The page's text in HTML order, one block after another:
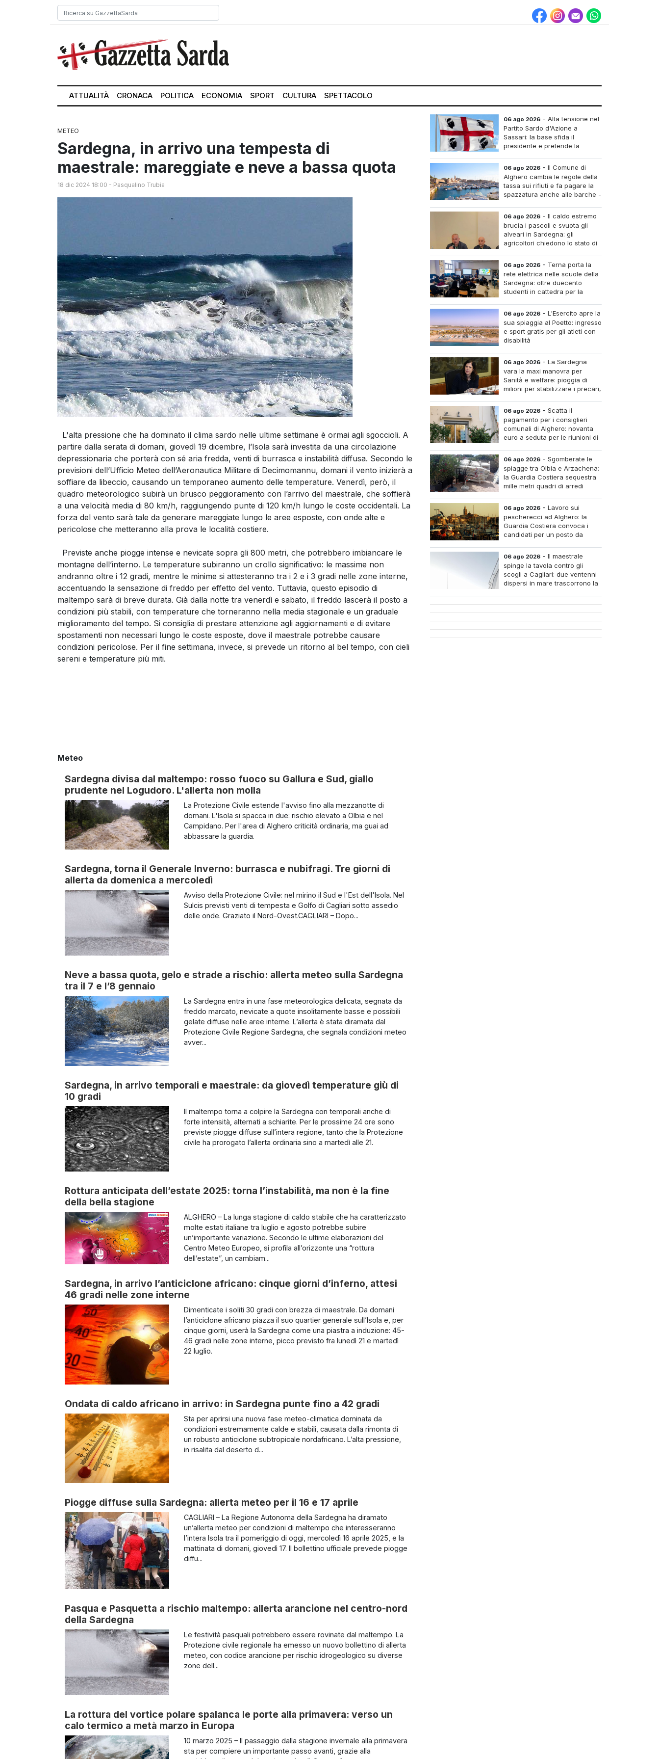
ATTUALITÀ CRONACA POLITICA ECONOMIA SPORT CULTURA SPETTACOLO
METEO
Sardegna, in arrivo una tempesta di
maestrale: mareggiate e neve a bassa quota
18 dic 2024 18:00 - Pasqualino Trubia
L'alta pressione che ha dominato il clima sardo nelle ultime settimane è ormai agli sgoccioli. A
partire dalla serata di domani, giovedì 19 dicembre, l’Isola sarà investita da una circolazione
depressionaria che porterà con sé aria fredda, venti di burrasca e instabilità diffusa. Secondo le
previsioni dell’Ufficio Meteo dell’Aeronautica Militare di Decimomannu, domani il vento inizierà a
soffiare da libeccio, causando un temporaneo aumento delle temperature. Venerdì, però, il
quadro meteorologico subirà un brusco peggioramento con l’arrivo del maestrale, che soffierà
a una velocità media di 80 km/h, raggiungendo punte di 120 km/h lungo le coste occidentali. La
forza del vento sarà tale da generare mareggiate lungo le aree esposte, con onde alte e
pericolose che metteranno alla prova le località costiere.
Previste anche piogge intense e nevicate sopra gli 800 metri, che potrebbero imbiancare le
montagne dell’interno. Le temperature subiranno un crollo significativo: le massime non
andranno oltre i 12 gradi, mentre le minime si attesteranno tra i 2 e i 3 gradi nelle zone interne,
accentuando la sensazione di freddo per effetto del vento. Tuttavia, questo episodio di
maltempo sarà di breve durata. Già dalla notte tra venerdì e sabato, il freddo lascerà il posto a
condizioni più stabili, con temperature che torneranno nella media stagionale e un graduale
miglioramento del tempo. Si consiglia di prestare attenzione agli aggiornamenti e di evitare
spostamenti non necessari lungo le coste esposte, dove il maestrale potrebbe causare
condizioni pericolose. Per il fine settimana, invece, si prevede un ritorno al bel tempo, con cieli
sereni e temperature più miti.
Meteo
Sardegna divisa dal maltempo: rosso fuoco su Gallura e Sud, giallo
prudente nel Logudoro. L'allerta non molla
La Protezione Civile estende l'avviso fino alla mezzanotte di
domani. L'Isola si spacca in due: rischio elevato a Olbia e nel
Campidano. Per l'area di Alghero criticità ordinaria, ma guai ad
abbassare la guardia.
Sardegna, torna il Generale Inverno: burrasca e nubifragi. Tre giorni di
allerta da domenica a mercoledì
Avviso della Protezione Civile: nel mirino il Sud e l'Est dell'Isola. Nel
Sulcis previsti venti di tempesta e Golfo di Cagliari sotto assedio
delle onde. Graziato il Nord-Ovest.CAGLIARI – Dopo...
Neve a bassa quota, gelo e strade a rischio: allerta meteo sulla Sardegna
tra il 7 e l’8 gennaio
La Sardegna entra in una fase meteorologica delicata, segnata da
freddo marcato, nevicate a quote insolitamente basse e possibili
gelate diffuse nelle aree interne. L’allerta è stata diramata dal
Protezione Civile Regione Sardegna, che segnala condizioni meteo
avver...
Sardegna, in arrivo temporali e maestrale: da giovedì temperature giù di
10 gradi
Il maltempo torna a colpire la Sardegna con temporali anche di
forte intensità, alternati a schiarite. Per le prossime 24 ore sono
previste piogge diffuse sull’intera regione, tanto che la Protezione
civile ha prorogato l’allerta ordinaria sino a martedì alle 21.
Rottura anticipata dell’estate 2025: torna l’instabilità, ma non è la fine
della bella stagione
ALGHERO – La lunga stagione di caldo stabile che ha caratterizzato
molte estati italiane tra luglio e agosto potrebbe subire
un’importante variazione. Secondo le ultime elaborazioni del
Centro Meteo Europeo, si profila all’orizzonte una “rottura
dell’estate”, un cambiam...
Sardegna, in arrivo l’anticiclone africano: cinque giorni d’inferno, attesi
46 gradi nelle zone interne
Dimenticate i soliti 30 gradi con brezza di maestrale. Da domani
l’anticiclone africano piazza il suo quartier generale sull’Isola e, per
cinque giorni, userà la Sardegna come una piastra a induzione: 45-
46 gradi nelle zone interne, picco previsto fra lunedì 21 e martedì
22 luglio.
Ondata di caldo africano in arrivo: in Sardegna punte fino a 42 gradi
Sta per aprirsi una nuova fase meteo-climatica dominata da
condizioni estremamente calde e stabili, causata dalla rimonta di
un robusto anticiclone subtropicale nordafricano. L’alta pressione,
in risalita dal deserto d...
Piogge diffuse sulla Sardegna: allerta meteo per il 16 e 17 aprile
CAGLIARI – La Regione Autonoma della Sardegna ha diramato
un’allerta meteo per condizioni di maltempo che interesseranno
l’intera Isola tra il pomeriggio di oggi, mercoledì 16 aprile 2025, e la
mattinata di domani, giovedì 17. Il bollettino ufficiale prevede piogge
diffu...
Pasqua e Pasquetta a rischio maltempo: allerta arancione nel centro-nord
della Sardegna
Le festività pasquali potrebbero essere rovinate dal maltempo. La
Protezione civile regionale ha emesso un nuovo bollettino di allerta
meteo, con codice arancione per rischio idrogeologico su diverse
zone dell...
La rottura del vortice polare spalanca le porte alla primavera: verso un
calo termico a metà marzo in Europa
10 marzo 2025 – Il passaggio dalla stagione invernale alla primavera
sta per compiere un importante passo avanti, grazie alla
06 ago 2026 - Alta tensione nel
Partito Sardo d'Azione a
Sassari: la base sfida il
presidente e pretende la
straordinario
06 ago 2026 - Il Comune di
Alghero cambia le regole della
tassa sui rifiuti e fa pagare la
spazzatura anche alle barche -
06 ago 2026 - Il caldo estremo
brucia i pascoli e svuota gli
alveari in Sardegna: gli
agricoltori chiedono lo stato di
06 ago 2026 - Terna porta la
rete elettrica nelle scuole della
Sardegna: oltre duecento
studenti in cattedra per la
06 ago 2026 - L'Esercito apre la
sua spiaggia al Poetto: ingresso
e sport gratis per gli atleti con
disabilità
06 ago 2026 - La Sardegna
vara la maxi manovra per
Sanità e welfare: pioggia di
milioni per stabilizzare i precari,
centri e assumere infermieri fissi nelle case di riposo.
06 ago 2026 - Scatta il
pagamento per i consiglieri
comunali di Alghero: novanta
euro a seduta per le riunioni di
06 ago 2026 - Sgomberate le
spiagge tra Olbia e Arzachena:
la Guardia Costiera sequestra
mille metri quadri di arredi
06 ago 2026 - Lavoro sui
pescherecci ad Alghero: la
Guardia Costiera convoca i
candidati per un posto da
06 ago 2026 - Il maestrale
spinge la tavola contro gli
scogli a Cagliari: due ventenni
dispersi in mare trascorrono la